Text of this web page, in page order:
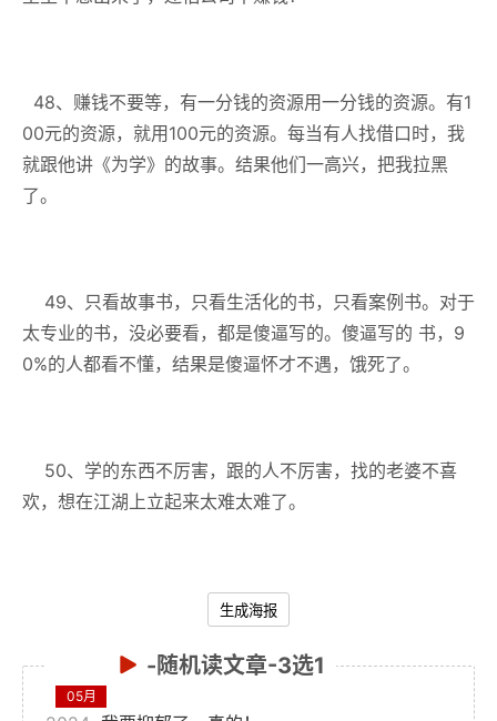
48、赚钱不要等，有一分钱的资源用一分钱的资源。有1
00元的资源，就用100元的资源。每当有人找借口时，我
就跟他讲《为学》的故事。结果他们一高兴，把我拉黑
了。
49、只看故事书，只看生活化的书，只看案例书。对于
太专业的书，没必要看，都是傻逼写的。傻逼写的 书，9
0%的人都看不懂，结果是傻逼怀才不遇，饿死了。
50、学的东西不厉害，跟的人不厉害，找的老婆不喜
欢，想在江湖上立起来太难太难了。
生成海报
-随机读文章-3选1
05月